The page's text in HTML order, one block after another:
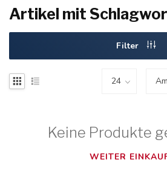
Artikel mit
Filter
Keine Produkte
WEITER